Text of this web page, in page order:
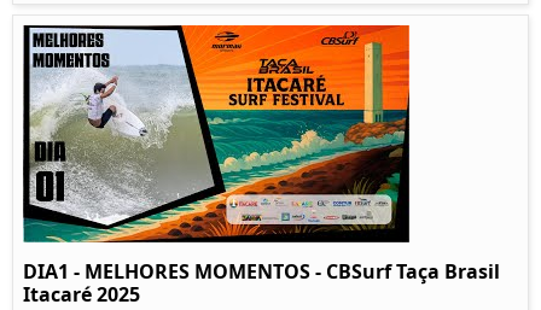
DIA1 - MELHORES MOMENTOS - CBSurf Taça Brasil
Itacaré 2025